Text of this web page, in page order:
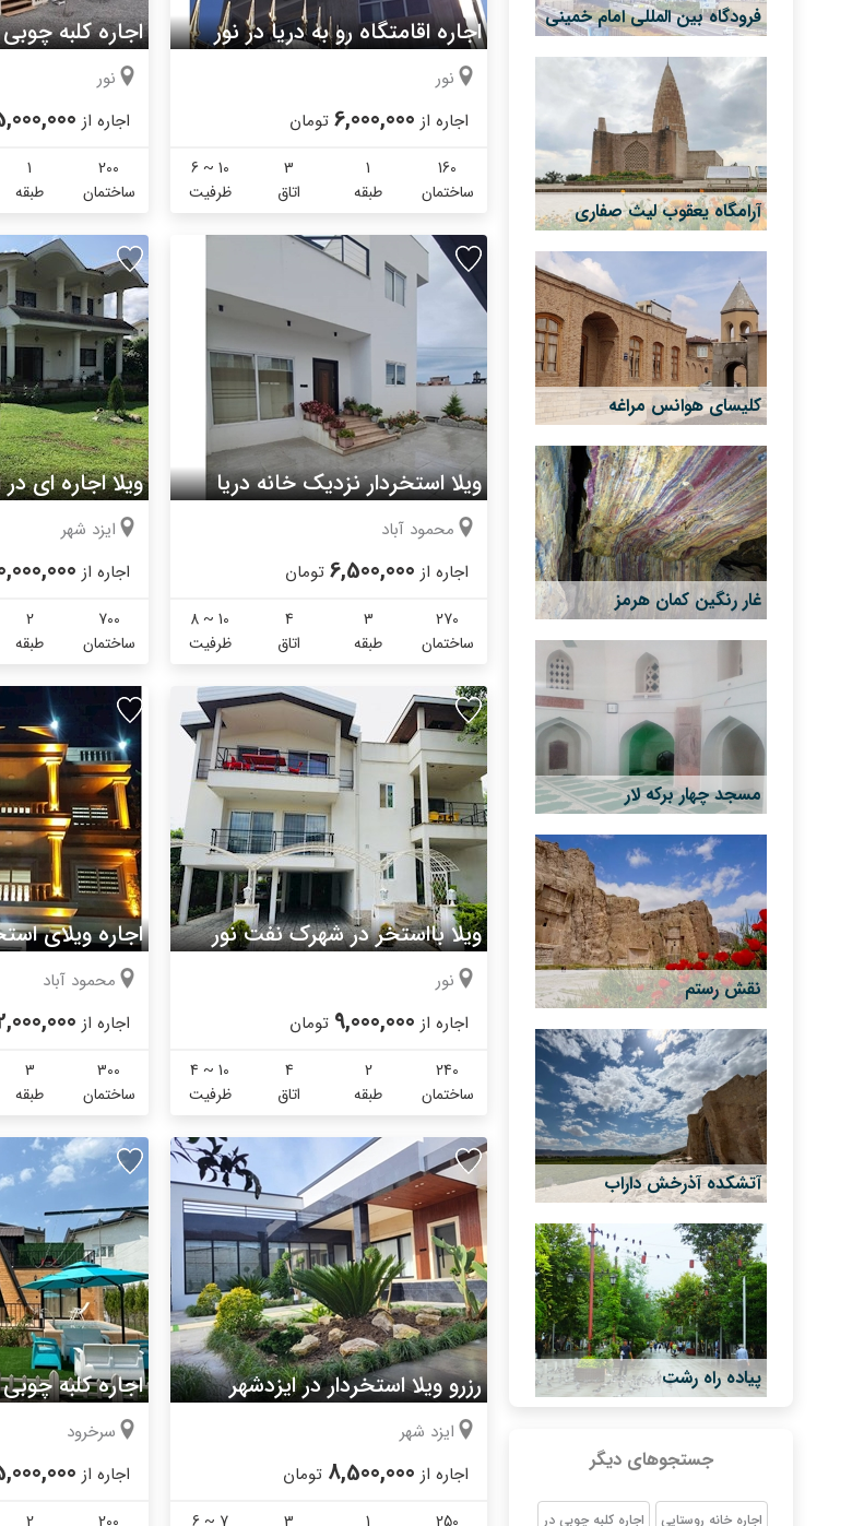
فرودگاه بین المللی امام خمینی
آرامگاه یعقوب لیث صفاری
کلیسای هوانس مراغه
غار رنگین کمان هرمز
مسجد چهار برکه لار
نقش رستم
آتشکده آذرخش داراب
پیاده راه رشت
جستجوهای دیگر
اجاره خانه روستایی اجاره کلبه چوبی در
اجاره اقامتگاه رو به دریا در نور
نور
اجاره از 6,000,000 تومان
160
ساختمان
1
طبقه
3
اتاق
6 ~ 10
ظرفیت
نور
اجاره از
200
ساختمان
1
طبقه
ویلا استخردار نزدیک خانه دریا
محمود آباد
اجاره از 6,500,000 تومان
270
ساختمان
3
طبقه
4
اتاق
8 ~ 10
ظرفیت
ویلا اجاره ای
ایزد شهر
اجاره از
700
ساختمان
2
طبقه
ویلا بااستخر در شهرک نفت نور
نور
اجاره از 9,000,000 تومان
240
ساختمان
2
طبقه
4
اتاق
4 ~ 10
ظرفیت
اجاره ویلای
محمود آباد
اجاره از
300
ساختمان
3
طبقه
رزرو ویلا استخردار در ایزدشهر
ایزد شهر
اجاره از 8,500,000 تومان
اجاره کلبه
سرخرود
اجاره از